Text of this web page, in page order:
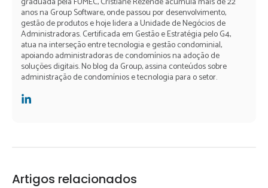
anos na Group Software, onde passou por desenvolvimento,
gestão de produtos e hoje lidera a Unidade de Negócios de
Administradoras. Certificada em Gestão e Estratégia pelo G4,
atua na interseção entre tecnologia e gestão condominial,
apoiando administradoras de condomínios na adoção de
soluções digitais. No blog da Group, assina conteúdos sobre
administração de condomínios e tecnologia para o setor.
Artigos relacionados